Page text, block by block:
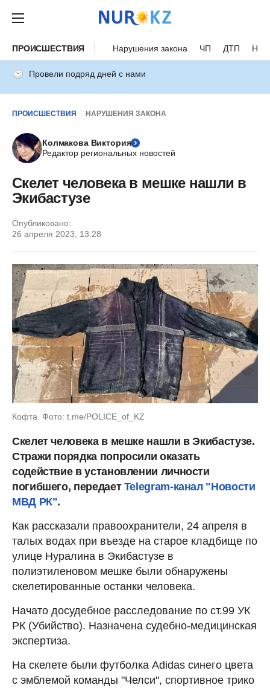
ПРОИСШЕСТВИЯ Нарушения закона ЧП ДТП
Провели подряд дней с нами
ПРОИСШЕСТВИЯ НАРУШЕНИЯ ЗАКОНА
Колмакова Виктория
Редактор региональных новостей
Скелет человека в мешке нашли в
Экибастузе
Опубликовано:
26 апреля 2023, 13:28
Кофта. Фото: t.me/POLICE_of_KZ
Скелет человека в мешке нашли в Экибастузе.
Стражи порядка попросили оказать
содействие в установлении личности
погибшего, передает Telegram-канал "Новости
МВД РК".
Как рассказали правоохранители, 24 апреля в
талых водах при въезде на старое кладбище по
улице Нуралина в Экибастузе в
полиэтиленовом мешке были обнаружены
скелетированные останки человека.
Начато досудебное расследование по ст.99 УК
РК (Убийство). Назначена судебно-медицинская
экспертиза.
На скелете были футболка Adidas синего цвета
с эмблемой команды "Челси", спортивное трико